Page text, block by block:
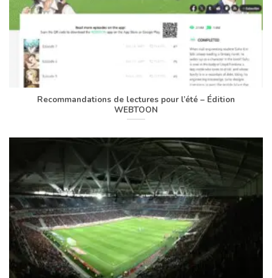
Recommandations de lectures pour l’été – Édition
WEBTOON